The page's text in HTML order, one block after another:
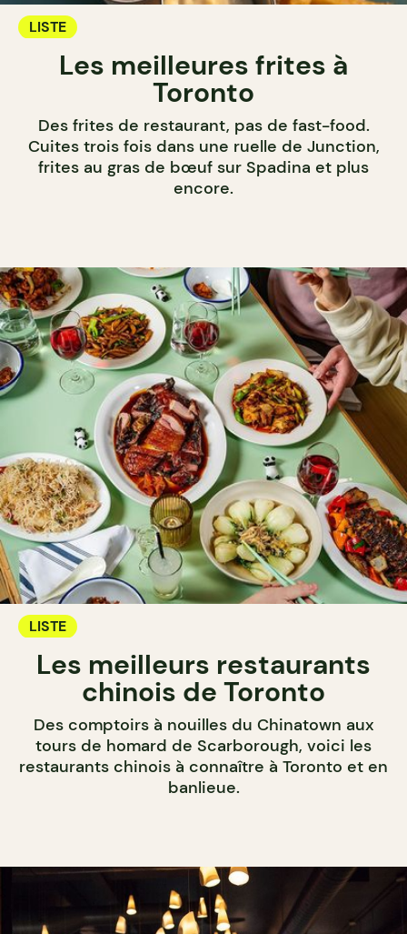
LISTE
Les meilleures frites à
Toronto
Des frites de restaurant, pas de fast-food.
Cuites trois fois dans une ruelle de Junction,
frites au gras de bœuf sur Spadina et plus
encore.
LISTE
Les meilleurs restaurants
chinois de Toronto
Des comptoirs à nouilles du Chinatown aux
tours de homard de Scarborough, voici les
restaurants chinois à connaître à Toronto et en
banlieue.